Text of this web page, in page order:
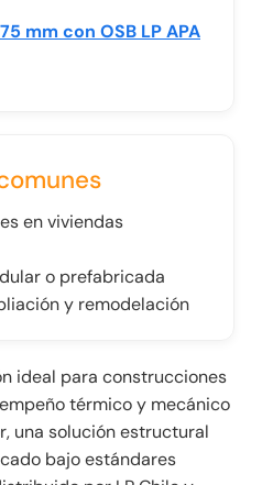
mm con OSB LP APA
en viviendas
o prefabricada
y remodelación
ideal para construcciones
térmico y mecánico
una solución estructural
bajo estándares